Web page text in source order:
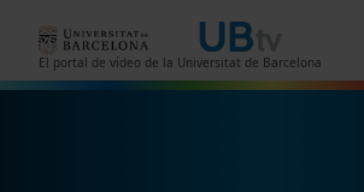
El portal de vídeo de la Universitat de Barcelona